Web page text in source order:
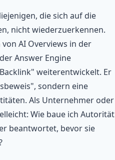
die sich auf die
nicht wiederzuerkennen.
AI Overviews in der
Answer Engine
weiterentwickelt. Er
sondern eine
Als Unternehmer oder
Wie baue ich Autorität
beantwortet, bevor sie